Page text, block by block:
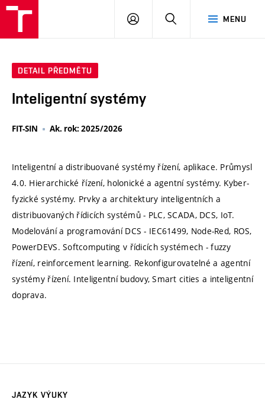
MENU
PŘIHLÁSIT
DETAIL PŘEDMĚTU
Inteligentní systémy
FIT-SIN Ak. rok: 2025/2026
Inteligentní a distribuované systémy řízení, aplikace. Průmysl
4.0. Hierarchické řízení, holonické a agentní systémy. Kyber-
fyzické systémy. Prvky a architektury inteligentních a
distribuovaných řídicích systémů - PLC, SCADA, DCS, IoT.
Modelování a programování DCS - IEC61499, Node-Red, ROS,
PowerDEVS. Softcomputing v řídicích systémech - fuzzy
řízení, reinforcement learning. Rekonfigurovatelné a agentní
systémy řízení. Inteligentní budovy, Smart cities a inteligentní
doprava.
JAZYK VÝUKY